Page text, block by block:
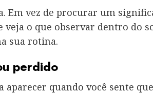
Em vez de procurar um
veja o que observar dentro do
sua rotina.
perdido
quando você sente